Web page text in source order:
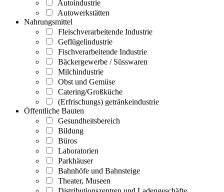
Autoindustrie
Autowerkstätten
Nahrungsmittel
Fleischverarbeitende Industrie
Geflügelindustrie
Fischverarbeitende Industrie
Bäckergewerbe / Süsswaren
Milchindustrie
Obst und Gemüse
Catering/Großküche
(Erfrischungs) getränkeindustrie
Öffentliche Bauten
Gesundheitsbereich
Bildung
Büros
Laboratorien
Parkhäuser
Bahnhöfe und Bahnsteige
Theater, Museen